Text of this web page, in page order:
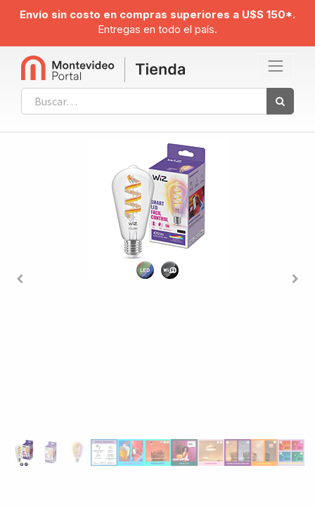
Envío sin costo en compras superiores a U$S 150*.
Entregas en todo el país.